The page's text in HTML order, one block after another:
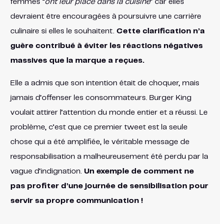
femmes “ont leur place dans la cuisine” car elles
devraient être encouragées à poursuivre une carrière
culinaire si elles le souhaitent. Cette clarification n’a
guère contribué à éviter les réactions négatives
massives que la marque a reçues.
Elle a admis que son intention était de choquer, mais
jamais d’offenser les consommateurs. Burger King
voulait attirer l’attention du monde entier et a réussi. Le
problème, c’est que ce premier tweet est la seule
chose qui a été amplifiée, le véritable message de
responsabilisation a malheureusement été perdu par la
vague d’indignation. Un exemple de comment ne
pas profiter d’une journée de sensibilisation pour
servir sa propre communication !